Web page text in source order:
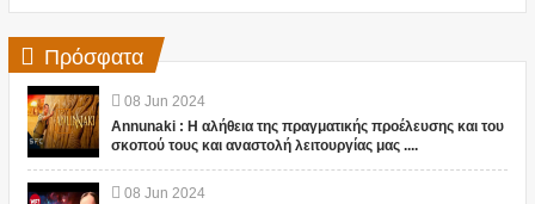
Πρόσφατα
08 Jun 2024
Annunaki : Η αλήθεια της πραγματικής προέλευσης και του
σκοπού τους και αναστολή λειτουργίας μας ....
08 Jun 2024